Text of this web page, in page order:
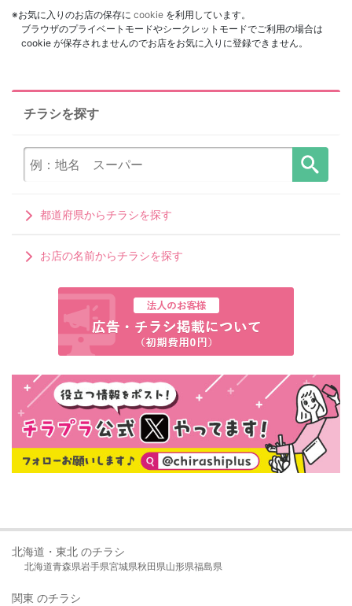
※お気に入りのお店の保存に cookie を利用しています。
ブラウザのプライベートモードやシークレットモードでご利用の場合は
cookie が保存されませんのでお店をお気に入りに登録できません。
チラシを探す
都道府県からチラシを探す
お店の名前からチラシを探す
北海道・東北 のチラシ
北海道青森県岩手県宮城県秋田県山形県福島県
関東 のチラシ